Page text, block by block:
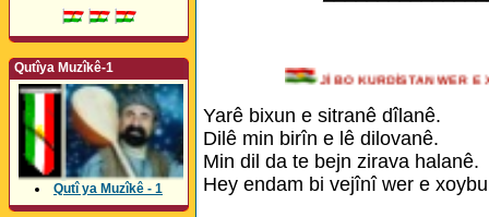
Qutîya Muzîkê-1
Qutî ya Muzîkê - 1
Jİ BO KURDİSTAN
Yarê bixun e sitranê dîlanê.
Dilê min birîn e lê dilovanê.
Min dil da te bejn zirava halanê.
Hey endam bi vejînî wer e